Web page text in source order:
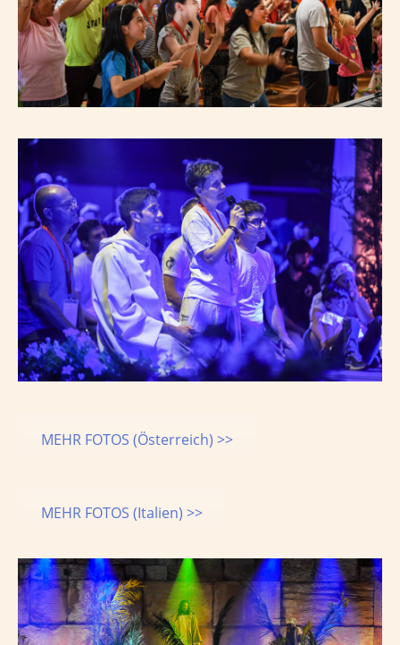
MEHR FOTOS (Österreich) >>
MEHR FOTOS (Italien) >>